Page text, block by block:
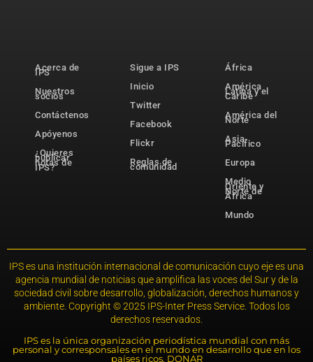
Acerca de
IPS
Nuestros
socios
Contáctenos
Apóyenos
¿Quieres
publicar
notas de
IPS?
Sigue a IPS
Inicio
Twitter
Facebook
Flickr
Reglas de
comunidad
África
América
Latina y el
Caribe
América del
Norte
Asia-
Pacífico
Europa
Medio
Oriente y
Norte de
África
Mundo
IPS es una institución internacional de comunicación cuyo eje es una
agencia mundial de noticias que amplifica las voces del Sur y de la
sociedad civil sobre desarrollo, globalización, derechos humanos y
ambiente. Copyright © 2025 IPS-Inter Press Service. Todos los
derechos reservados.
IPS es la única organización periodística mundial con más
personal y corresponsales en el mundo en desarrollo que en los
países ricos. DONAR